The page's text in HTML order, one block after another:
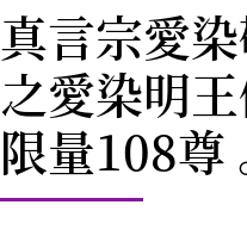
真言宗愛
之愛染明
限量108尊